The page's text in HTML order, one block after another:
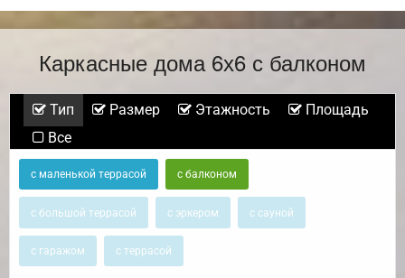
Каркасные дома 6х6 с балконом
Тип Размер Этажность
Площадь
Все
с маленькой террасой с балконом
с большой террасой с эркером с сауной
с гаражом с террасой